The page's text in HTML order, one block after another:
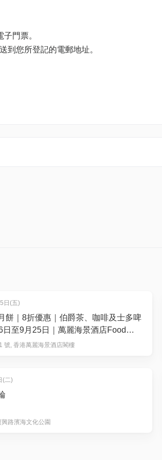
與閣下憑證上人數有不同(不計算3歲小童/
童人數
並提供訂單編號及需要加的嬰兒
file.pdf
繳付
天氣警告): 在懸掛紅色或黑色暴雨警告/八
會需要補差額(更改日子安排只適用於黑
至Lighthouse Lounge 用餐。
走廊位置。
門票。
到您所登記的電郵地址。
。
日(五)
餅｜8折優惠｜伯爵茶、咖啡及士多啤
日至9月25日｜萬麗海景酒店Food
號, 香港萬麗海景酒店閣樓
(二)
路濱海文化公園